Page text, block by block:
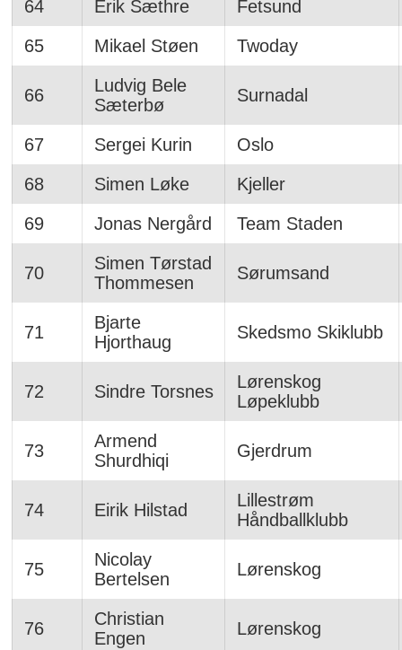
64 Erik Sæthre
Fetsund
65
Mikael Støen Twoday
66
Ludvig Bele
Sæterbø
Surnadal
67 Sergei Kurin
Oslo
68
Simen Løke
Kjeller
69
Jonas Nergård Team Staden
70
Simen Tørstad
Thommesen
Sørumsand
71
Bjarte
Hjorthaug
Skedsmo Skiklubb
72 Sindre Torsnes
Lørenskog
Løpeklubb
73
Armend
Shurdhiqi
Gjerdrum
74 Eirik Hilstad
Lillestrøm
Håndballklubb
75
Nicolay
Bertelsen
Lørenskog
76
Christian
Engen
Lørenskog